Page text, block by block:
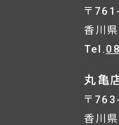
〒
香川
Tel.
丸亀
〒
香川